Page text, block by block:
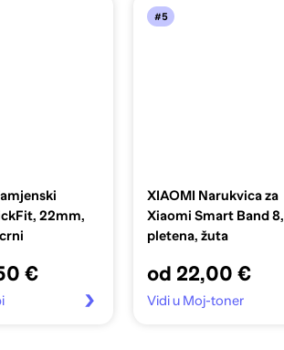
22mm,
€
#5
XIAOMI Narukvica za
Xiaomi Smart Band 8,
pletena, žuta
od 22,00 €
Vidi u Moj-toner